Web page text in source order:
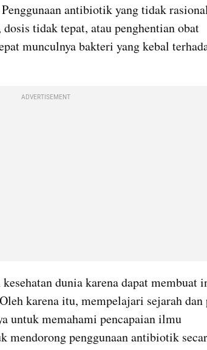
antibiotik yang tidak
tidak tepat, atau penghentian obat
munculnya bakteri yang kebal
ADVERTISEMENT
dunia karena dapat membuat
karena itu, mempelajari sejarah dan
untuk memahami pencapaian ilmu
mendorong penggunaan antibiotik